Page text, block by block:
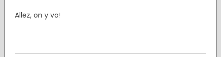
Allez, on y va!